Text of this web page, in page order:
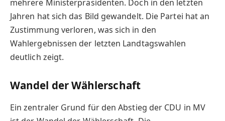
mehrere Ministerpräsidenten. Doch in den letzten
Jahren hat sich das Bild gewandelt. Die Partei hat an
Zustimmung verloren, was sich in den
Wahlergebnissen der letzten Landtagswahlen
deutlich zeigt.
Wandel der Wählerschaft
Ein zentraler Grund für den Abstieg der CDU in MV